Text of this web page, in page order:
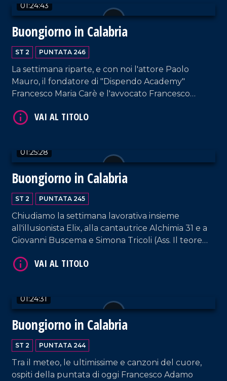
01:24:43
Buongiorno in Calabria
ST 2 PUNTATA 246
La settimana riparte, e con noi l'attore Paolo
Mauro, il fondatore di "Dispendo Academy"
Francesco Maria Carè e l'avvocato Francesco
01:25:28
Buongiorno in Calabria
ST 2 PUNTATA 245
Chiudiamo la settimana lavorativa insieme
all'illusionista Elix, alla cantautrice Alchimia 31 e a
Giovanni Buscema e Simona Tricoli (Ass. Il teorema
01:24:31
Buongiorno in Calabria
ST 2 PUNTATA 244
Tra il meteo, le ultimissime e canzoni del cuore,
ospiti della puntata di oggi Francesco Adamo
VAI AL TITOLO
VAI AL TITOLO
VAI AL TITOLO